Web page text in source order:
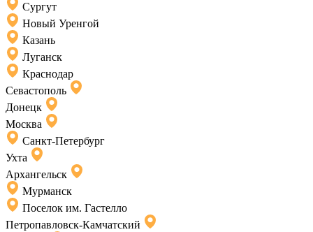
Сургут
Новый Уренгой
Казань
Луганск
Краснодар
Севастополь
Донецк
Москва
Санкт-Петербург
Ухта
Архангельск
Мурманск
Поселок им. Гастелло
Петропавловск-Камчатский